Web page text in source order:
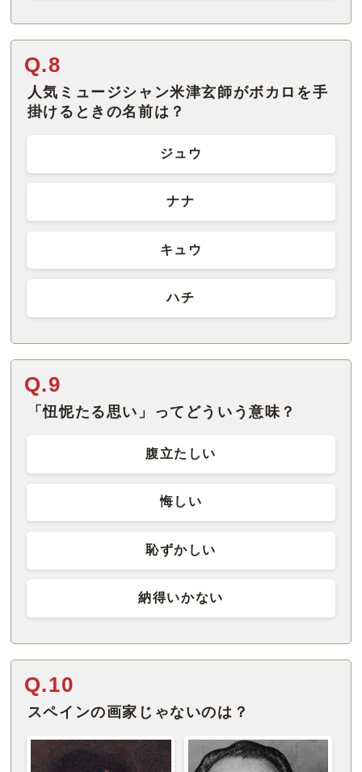
Q.8
人気ミュージシャン米津玄師がボカロを手
掛けるときの名前は？
ジュウ
ナナ
キュウ
ハチ
Q.9
「忸怩たる思い」ってどういう意味？
腹立たしい
悔しい
恥ずかしい
納得いかない
Q.10
スペインの画家じゃないのは？